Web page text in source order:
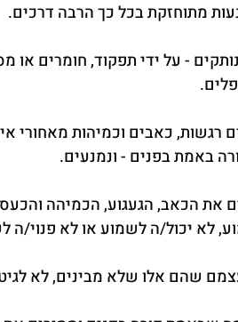
מתוחזקת בכל כך הרבה דרכים.
- על ידי תפקוד, חומרים או
כאבים וכמיהות מאחורי
באמת בפנים - ונמנעים.
את הכאב, הגעגוע, הכמיהה
לא יכול/ה לשמוע או לא פנוי/ה
שהם אלו שלא מבינים, לא